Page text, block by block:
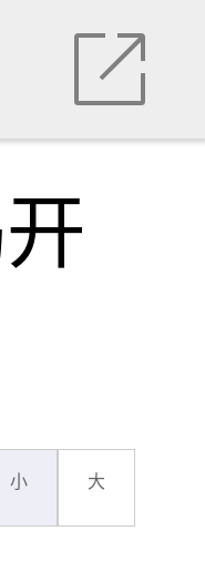
小 大